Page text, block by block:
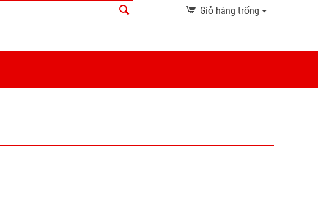
Giỏ hàng trống